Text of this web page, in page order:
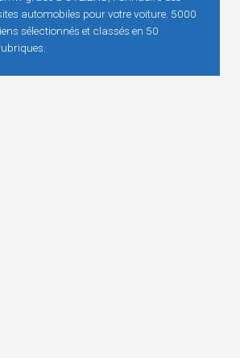
automobiles pour votre voiture. 5000
sélectionnés et classés en 50